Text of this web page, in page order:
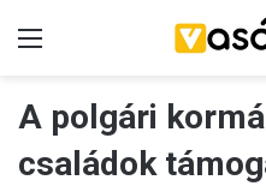
A polgári
családok